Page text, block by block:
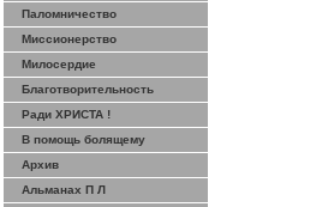
Паломничество
Миссионерство
Милосердие
Благотворительность
Ради ХРИСТА !
В помощь болящему
Архив
Альманах П Л